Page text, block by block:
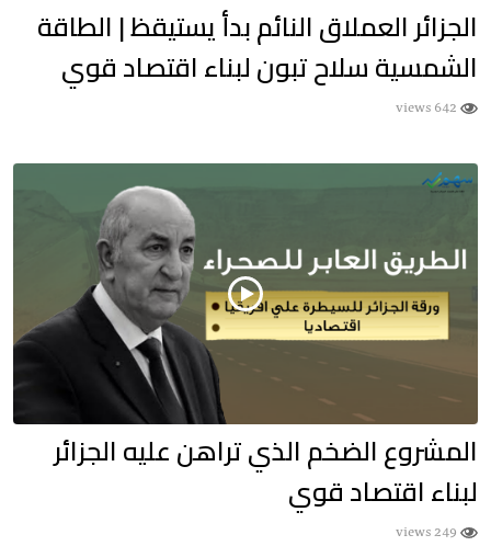
الجزائر العملاق النائم بدأ يستيقظ | الطاقة
الشمسية سلاح تبون لبناء اقتصاد قوي
642 views
المشروع الضخم الذي تراهن عليه الجزائر
لبناء اقتصاد قوي
249 views